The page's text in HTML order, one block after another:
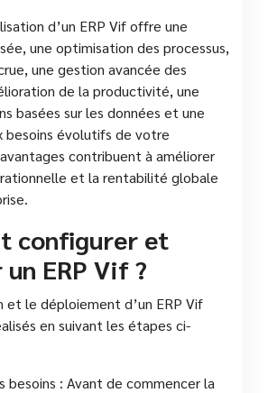
d’un ERP Vif offre une
une optimisation des processus,
une gestion avancée des
de la productivité, une
basées sur les données et une
besoins évolutifs de votre
contribuent à améliorer
et la rentabilité globale
configurer et
ERP Vif ?
et le déploiement d’un ERP Vif
en suivant les étapes ci-
besoins : Avant de commencer la